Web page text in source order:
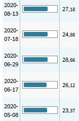
2020-
08-13
27,18
2020-
07-18
24,88
2020-
06-29
28,66
2020-
06-17
26,12
2020-
05-08
23,37